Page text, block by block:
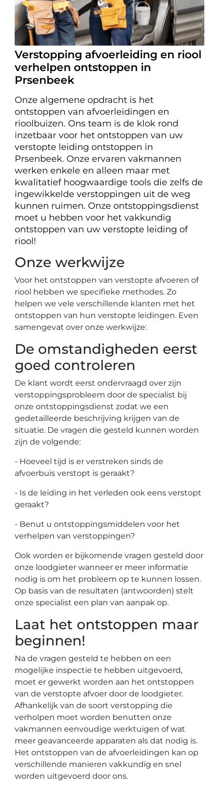
Verstopping afvoerleiding en riool
verhelpen ontstoppen in
Prsenbeek
Onze algemene opdracht is het
ontstoppen van afvoerleidingen en
rioolbuizen. Ons team is de klok rond
inzetbaar voor het ontstoppen van uw
verstopte leiding ontstoppen in
Prsenbeek. Onze ervaren vakmannen
werken enkele en alleen maar met
kwalitatief hoogwaardige tools die zelfs de
ingewikkelde verstoppingen uit de weg
kunnen ruimen. Onze ontstoppingsdienst
moet u hebben voor het vakkundig
ontstoppen van uw verstopte leiding of
riool!
Onze werkwijze
Voor het ontstoppen van verstopte afvoeren of
riool hebben we specifieke methodes. Zo
helpen we vele verschillende klanten met het
ontstoppen van hun verstopte leidingen. Even
samengevat over onze werkwijze:
De omstandigheden eerst
goed controleren
De klant wordt eerst ondervraagd over zijn
verstoppingsprobleem door de specialist bij
onze ontstoppingsdienst zodat we een
gedetailleerde beschrijving krijgen van de
situatie. De vragen die gesteld kunnen worden
zijn de volgende:
- Hoeveel tijd is er verstreken sinds de
afvoerbuis verstopt is geraakt?
- Is de leiding in het verleden ook eens verstopt
geraakt?
- Benut u ontstoppingsmiddelen voor het
verhelpen van verstoppingen?
Ook worden er bijkomende vragen gesteld door
onze loodgieter wanneer er meer informatie
nodig is om het probleem op te kunnen lossen.
Op basis van de resultaten (antwoorden) stelt
onze specialist een plan van aanpak op.
Laat het ontstoppen maar
beginnen!
Na de vragen gesteld te hebben en een
mogelijke inspectie te hebben uitgevoerd,
moet er gewerkt worden aan het ontstoppen
van de verstopte afvoer door de loodgieter.
Afhankelijk van de soort verstopping die
verholpen moet worden benutten onze
vakmannen eenvoudige werktuigen of wat
meer geavanceerde apparaten als dat nodig is.
Het ontstoppen van de afvoerleidingen kan op
verschillende manieren vakkundig en snel
worden uitgevoerd door ons.